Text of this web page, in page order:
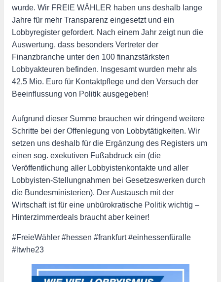
wurde. Wir FREIE WÄHLER haben uns deshalb lange
Jahre für mehr Transparenz eingesetzt und ein
Lobbyregister gefordert. Nach einem Jahr zeigt nun die
Auswertung, dass besonders Vertreter der
Finanzbranche unter den 100 finanzstärksten
Lobbyakteuren befinden. Insgesamt wurden mehr als
42,5 Mio. Euro für Kontaktpflege und den Versuch der
Beeinflussung von Politik ausgegeben!
Aufgrund dieser Summe brauchen wir dringend weitere
Schritte bei der Offenlegung von Lobbytätigkeiten. Wir
setzen uns deshalb für die Ergänzung des Registers um
einen sog. exekutiven Fußabdruck ein (die
Veröffentlichung aller Lobbyistenkontakte und aller
Lobbyisten-Stellungnahmen bei Gesetzeswerken durch
die Bundesministerien). Der Austausch mit der
Wirtschaft ist für eine unbürokratische Politik wichtig –
Hinterzimmerdeals braucht aber keiner!
#FreieWähler #hessen #frankfurt #einhessenfüralle
#ltwhe23